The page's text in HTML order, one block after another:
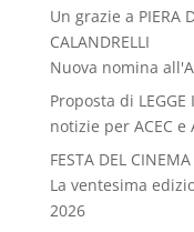
Un grazie a PIERA
CALANDRELLI
Nuova nomina
Proposta di
notizie per ACEC e
FESTA DEL
La ventesima
2026